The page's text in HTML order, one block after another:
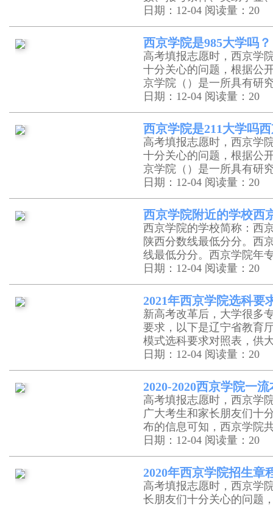
日期：12-04 阅读量：20
西京学院是985大学吗？
高考填报志愿时，西京学
十分关心的问题，根据公
京学院（）是一所具有
日期：12-04 阅读量：20
西京学院是211大学吗
高考填报志愿时，西京学
十分关心的问题，根据公
京学院（）是一所具有
日期：12-04 阅读量：20
西京学院附近的学校西
西京学院的学校简称：西
陕西分数线最低分分。西
线最低分分。西京学院
日期：12-04 阅读量：20
2021年西京学院选科要
新高考改革后，大学很多
要求，以下是辽宁省教育
模式选科要求对照表，
日期：12-04 阅读量：20
2020-2020西京学院一
高考填报志愿时，西京学
广大考生和家长朋友们十
布的信息可知，西京学
日期：12-04 阅读量：20
2020年西京学院招生章
高考填报志愿时，西京学
长朋友们十分关心的问题